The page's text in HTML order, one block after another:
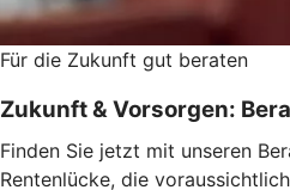
Für die Zukunft gut beraten
Zukunft & Vorsorgen:
Finden Sie jetzt mit unseren
Rentenlücke, die